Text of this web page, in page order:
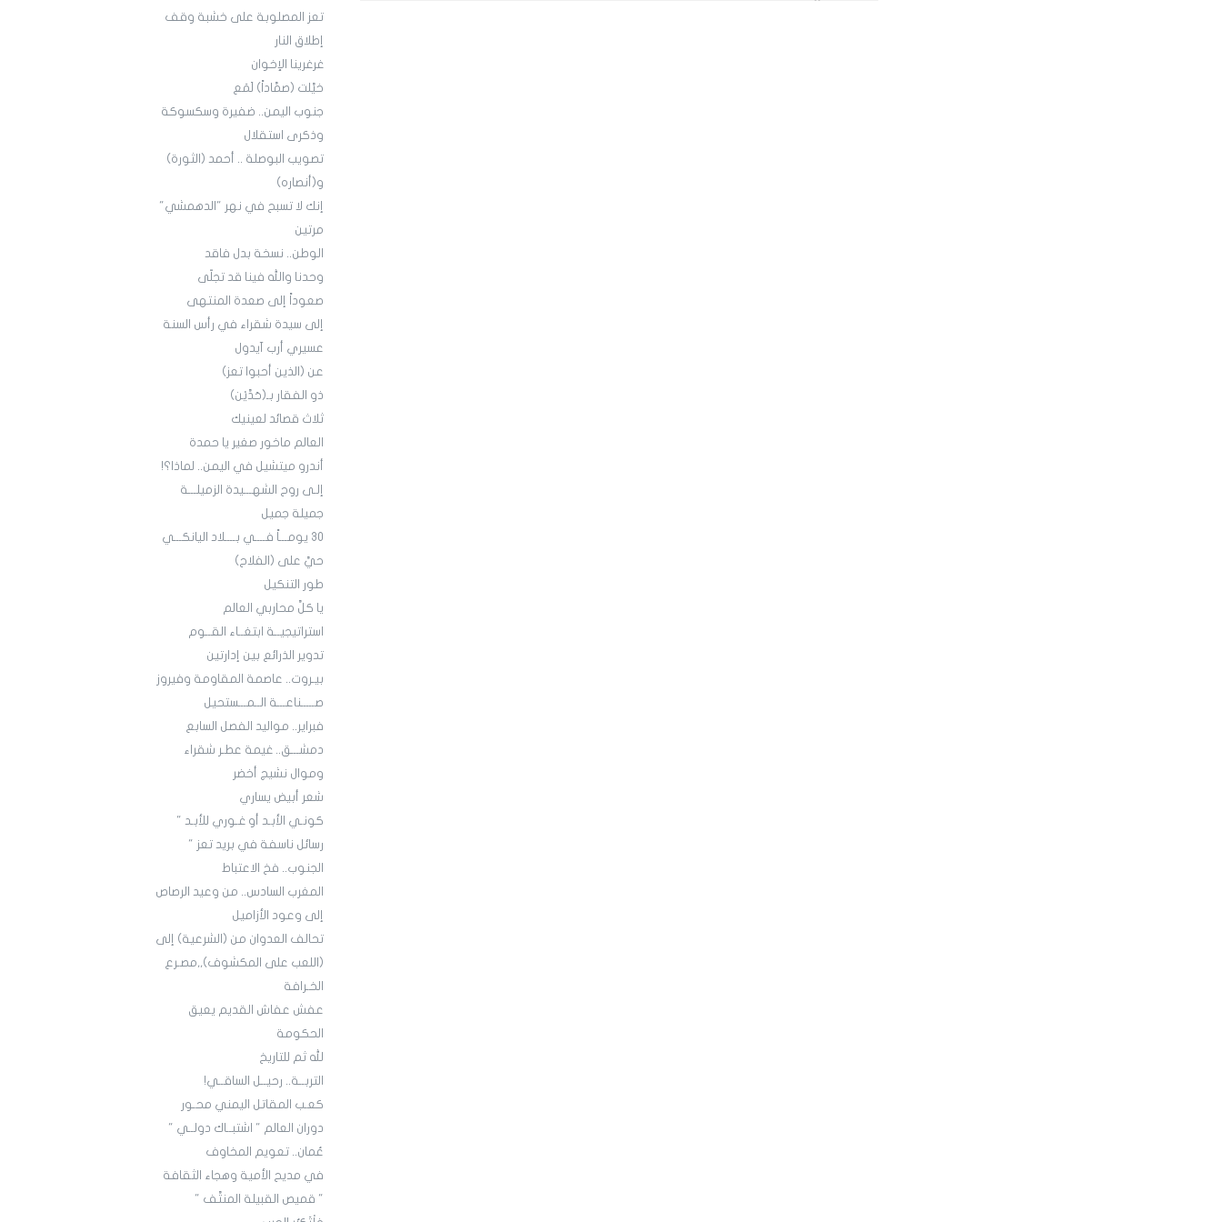
تعز المصلوبة على خشبة وقف
إطلاق النار
غرغرينا الإخوان
خيَّلت (صمَّاداً) لَمَع
جنوب اليمن.. ضفيرة وسكسوكة
وذكرى استقلال
تصويب البوصلة .. أحمد (الثورة)
و(أنصاره)
إنك لا تسبح في نهر "الدهمشي"
مرتين
الوطن.. نسخة بدل فاقد
وحدنا والله فينا قد تجلّى
صعوداً إلى صعدة المنتهى
إلى سيدة شقراء في رأس السنة
عسيري أرب آيدول
عن (الذين أحبوا تعز)
ذو الفقار بـ(حَدَّيْن)
ثلاث قصائد لعينيك
العالم ماخور صغير يا حمدة
أندرو ميتشيل في اليمن.. لماذا؟!
إلـى روح الشهـــيدة الزميلـــة
جميلة جميل
30 يومـــاً فــــي بــــلاد اليانكـــي
حيَّ على (الفلاح)
طور التنكيل
يا كلَّ محاربي العالم
استراتيجيــة ابتغــاء القــوم
تدوير الذرائع بين إدارتين
بيـروت.. عاصمة المقاومة وفيروز
صـــــناعـــة الــمـــستحيل
فبراير.. مواليد الفصل السابع
دمشـــق.. غيمة عطـر شقراء
وموال نشيج أخضر
شعر أبيض يساري
كونـي الأبـد أو غـوري للأبـد "
رسائل ناسفة في بريد تعز "
الجنوب.. فخ الاعتباط
المغرب السادس.. من وعيد الرصاص
إلى وعود الأزاميل
تحالف العدوان من (الشرعية) إلى
(اللعب على المكشوف),,مصـرع
الخـرافة
عفش عفاش القديم يعيق
الحكومة
لله ثم للتاريخ
التربــة.. رحيــل الساقــي!
كعـب المقاتل اليمني محـور
دوران العالم " اشتبــاك دولــي "
عُمان.. تعويم المخاوف
في مديح الأمية وهجاء الثقافة
" قميص القبيلة المنتَّف "